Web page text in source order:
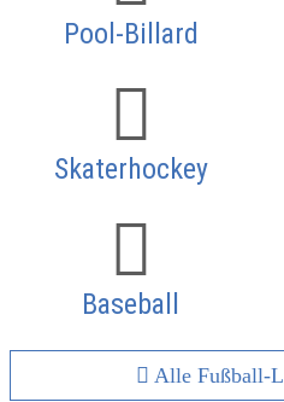
Pool-Billard
Skaterhockey
Baseball
Alle Fußball-